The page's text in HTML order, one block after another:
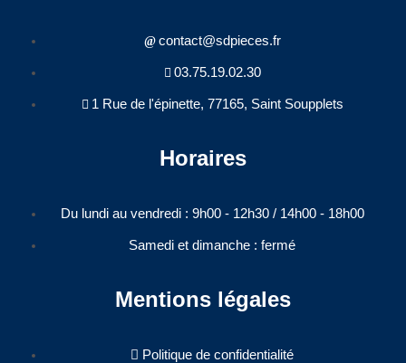
contact@sdpieces.fr
03.75.19.02.30
1 Rue de l'épinette, 77165, Saint Soupplets
Horaires
Du lundi au vendredi : 9h00 - 12h30 / 14h00 - 18h00​
Samedi et dimanche : fermé
Mentions légales
Politique de confidentialité